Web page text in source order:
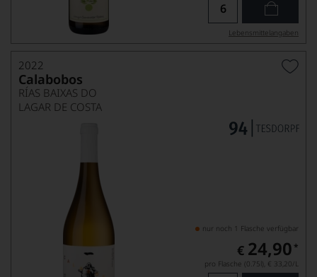
Lebensmittel­angaben
2022
Calabobos
RÍAS BAIXAS DO
LAGAR DE COSTA
nur noch 1 Flasche verfügbar
€ 24,90 *
pro Flasche (0.75l), € 33,20/L